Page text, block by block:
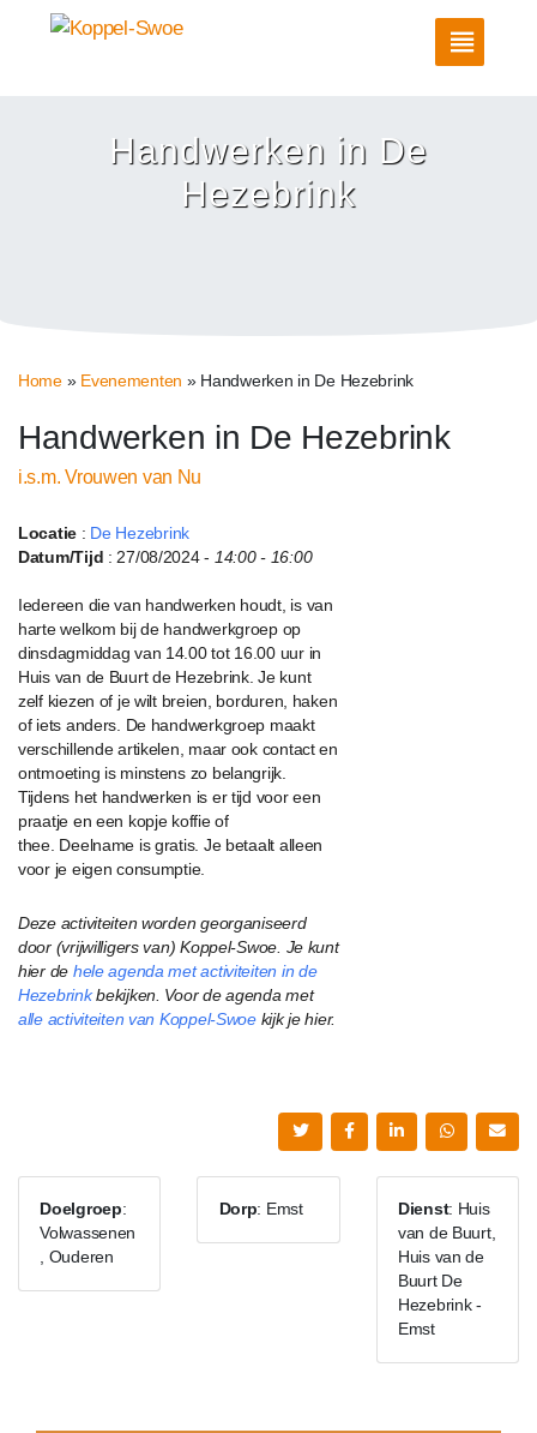
Handwerken in De
Hezebrink
Home» Evenementen » Handwerken in De Hezebrink
Handwerken in De Hezebrink
i.s.m. Vrouwen van Nu
Locatie : De Hezebrink
Datum/Tijd : 27/08/2024 - 14:00 - 16:00
Iedereen die van handwerken houdt, is van
harte welkom bij de handwerkgroep op
dinsdagmiddag van 14.00 tot 16.00 uur in
Huis van de Buurtde Hezebrink.Je kunt
zelf kiezen of je wilt breien, borduren, haken
of iets anders. De handwerkgroep maakt
verschillende artikelen, maar ook contact en
ontmoeting is minstens zo belangrijk.
Tijdens het handwerken is er tijd voor een
praatje en een kopje koffie of
thee. Deelname is gratis. Je betaalt alleen
voor je eigen consumptie.
Deze activiteiten worden georganiseerd
door (vrijwilligers van) Koppel-Swoe. Je kunt
hier de hele agenda met activiteiten in de
Hezebrinkbekijken. Voor de agenda met
alle activiteiten van Koppel-Swoekijk je hier.
Doelgroep:
Volwassenen
, Ouderen
Dorp: Emst Dienst: Huis
van de Buurt,
Huis van de
Buurt De
Hezebrink -
Emst